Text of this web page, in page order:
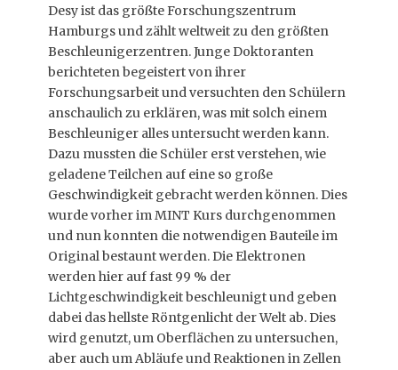
Desy ist das größte Forschungszentrum
Hamburgs und zählt weltweit zu den größten
Beschleunigerzentren. Junge Doktoranten
berichteten begeistert von ihrer
Forschungsarbeit und versuchten den Schülern
anschaulich zu erklären, was mit solch einem
Beschleuniger alles untersucht werden kann.
Dazu mussten die Schüler erst verstehen, wie
geladene Teilchen auf eine so große
Geschwindigkeit gebracht werden können. Dies
wurde vorher im MINT Kurs durchgenommen
und nun konnten die notwendigen Bauteile im
Original bestaunt werden. Die Elektronen
werden hier auf fast 99 % der
Lichtgeschwindigkeit beschleunigt und geben
dabei das hellste Röntgenlicht der Welt ab. Dies
wird genutzt, um Oberflächen zu untersuchen,
aber auch um Abläufe und Reaktionen in Zellen